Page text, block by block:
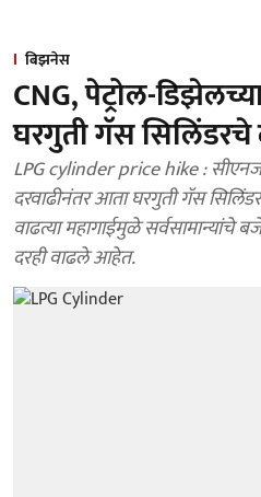
बिझनेस
CNG, पेट्रोल-
घरगुती गॅस सिलिंडरचे
LPG cylinder price hike :
दरवाढीनंतर आता घरगुती गॅस
वाढत्या महागाईमुळे
दरही वाढले आहेत.